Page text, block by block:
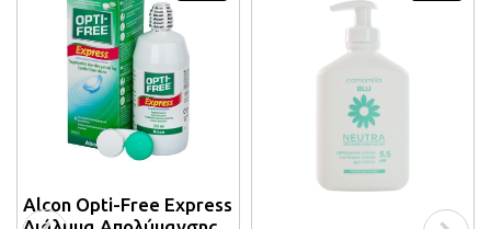
Alcon Opti-Free Express